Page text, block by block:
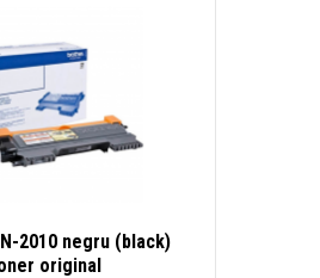
2010 negru (black)
original